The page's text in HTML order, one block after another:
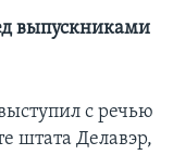
выпускниками
с речью
штата Делавэр,